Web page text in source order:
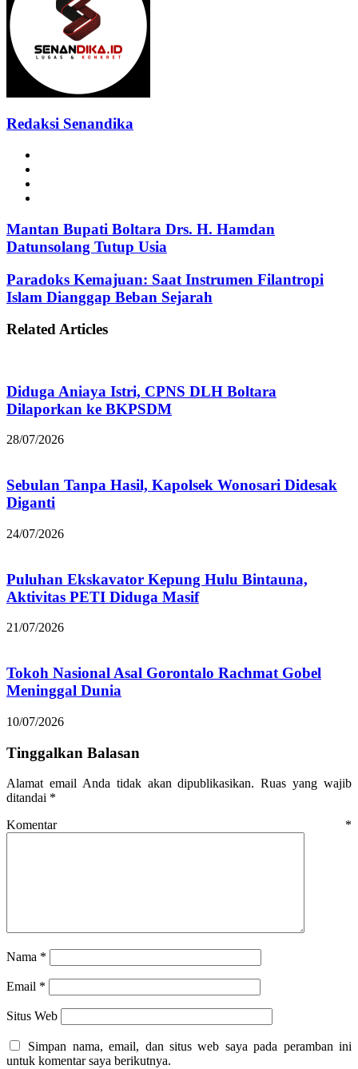
Redaksi Senandika
Mantan Bupati Boltara Drs. H. Hamdan
Datunsolang Tutup Usia
Paradoks Kemajuan: Saat Instrumen Filantropi
Islam Dianggap Beban Sejarah
Related Articles
Diduga Aniaya Istri, CPNS DLH Boltara
Dilaporkan ke BKPSDM
28/07/2026
Sebulan Tanpa Hasil, Kapolsek Wonosari Didesak
Diganti
24/07/2026
Puluhan Ekskavator Kepung Hulu Bintauna,
Aktivitas PETI Diduga Masif
21/07/2026
Tokoh Nasional Asal Gorontalo Rachmat Gobel
Meninggal Dunia
10/07/2026
Tinggalkan Balasan
Alamat email Anda tidak akan dipublikasikan. Ruas yang wajib
ditandai *
Komentar *
Nama *
Email *
Situs Web
Simpan nama, email, dan situs web saya pada peramban ini
untuk komentar saya berikutnya.